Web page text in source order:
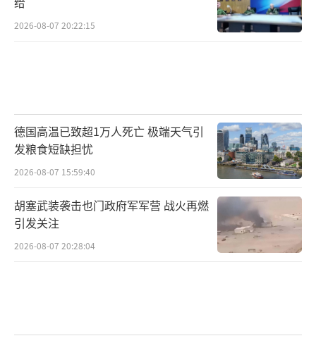
2026-08-07 20:22:15
德国高温已致超1万人死亡 极端天气引
发粮食短缺担忧
2026-08-07 15:59:40
胡塞武装袭击也门政府军军营 战火再燃
引发关注
2026-08-07 20:28:04